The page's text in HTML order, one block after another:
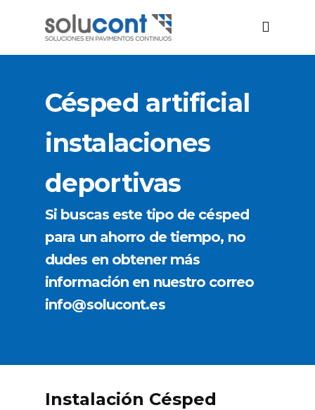
Césped artificial
instalaciones
deportivas
Si buscas este tipo de césped
para un ahorro de tiempo, no
dudes en obtener más
información en nuestro correo
info@solucont.es
Instalación Césped